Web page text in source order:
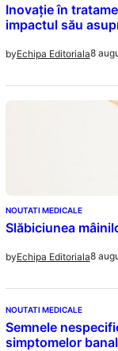
Inovație în
impactul său
byEchipa Editoriala8
NOUTATI MEDICALE
Slăbiciunea
byEchipa Editoriala8
NOUTATI MEDICALE
Semnele
simptomelor